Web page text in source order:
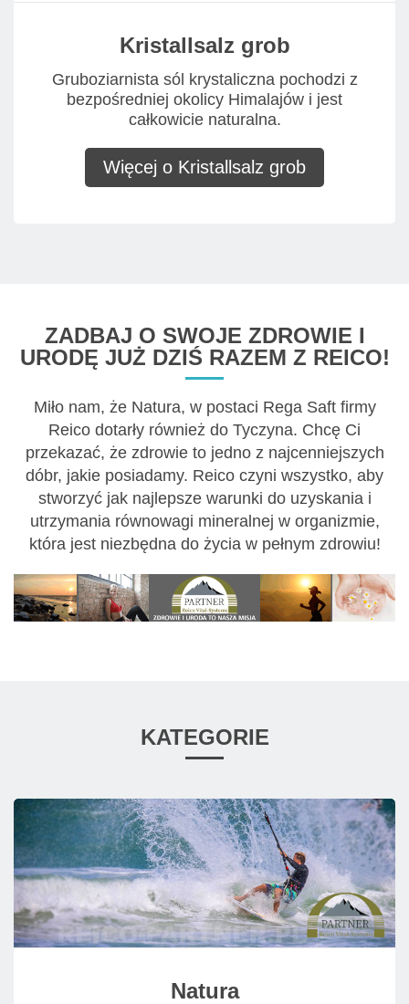
Kristallsalz grob
Gruboziarnista sól krystaliczna pochodzi z
bezpośredniej okolicy Himalajów i jest
całkowicie naturalna.
Więcej o Kristallsalz grob
ZADBAJ O SWOJE ZDROWIE I
URODĘ JUŻ DZIŚ RAZEM Z REICO!
Miło nam, że Natura, w postaci Rega Saft firmy
Reico dotarły również do Tyczyna. Chcę Ci
przekazać, że zdrowie to jedno z najcenniejszych
dóbr, jakie posiadamy. Reico czyni wszystko, aby
stworzyć jak najlepsze warunki do uzyskania i
utrzymania równowagi mineralnej w organizmie,
która jest niezbędna do życia w pełnym zdrowiu!
KATEGORIE
Natura